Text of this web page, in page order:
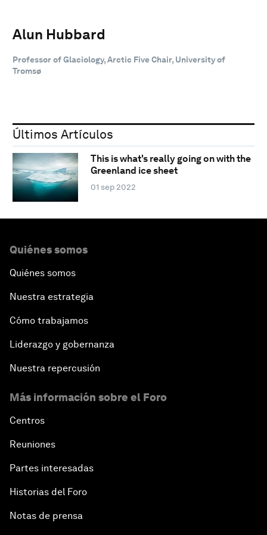
Alun Hubbard
Professor of Glaciology, Arctic Five Chair, University of
Tromsø
Últimos Artículos
This is what's really going on with the
Greenland ice sheet
01 sep 2022
Quiénes somos
Quiénes somos
Nuestra estrategia
Cómo trabajamos
Liderazgo y gobernanza
Nuestra repercusión
Más información sobre el Foro
Centros
Reuniones
Partes interesadas
Historias del Foro
Notas de prensa